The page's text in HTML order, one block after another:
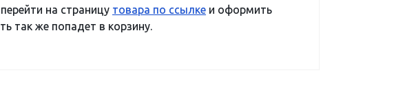
на страницу товара по ссылке и оформить
так же попадет в корзину.